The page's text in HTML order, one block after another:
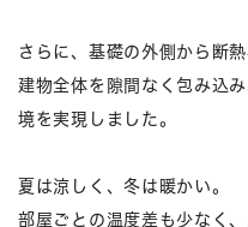
さらに、基礎の外側から断
建物全体を隙間なく包み込
境を実現しました。
夏は涼しく、冬は暖かい。
部屋ごとの温度差も少なく